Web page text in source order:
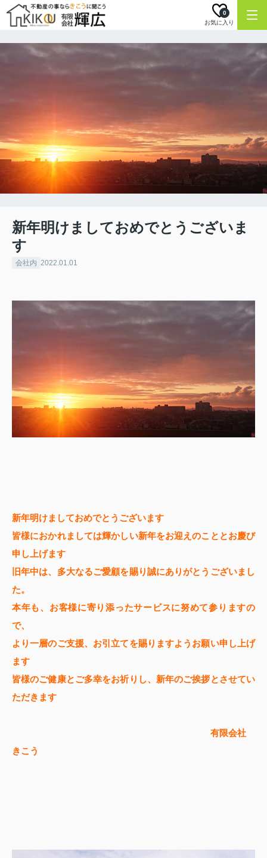
お気に入り
0
新年明けましておめでとうございま
す
会社内 2022.01.01
新年明けましておめでとうございます
皆様におかれましては輝かしい新年をお迎えのこととお慶び
申し上げます
旧年中は、多大なるご愛顧を賜り誠にありがとうございまし
た。
本年も、お客様に寄り添ったサービスに努めて参りますの
で、
より一層のご支援、 お引立てを賜りますようお願い申し上げ
ます
皆様のご健康とご多幸をお祈りし、新年のご挨拶とさせてい
ただきます
有限会社
きこう